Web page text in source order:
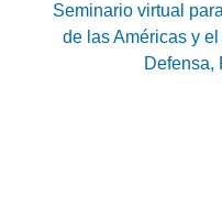
Seminario virtual
de las Américas y
Defensa,